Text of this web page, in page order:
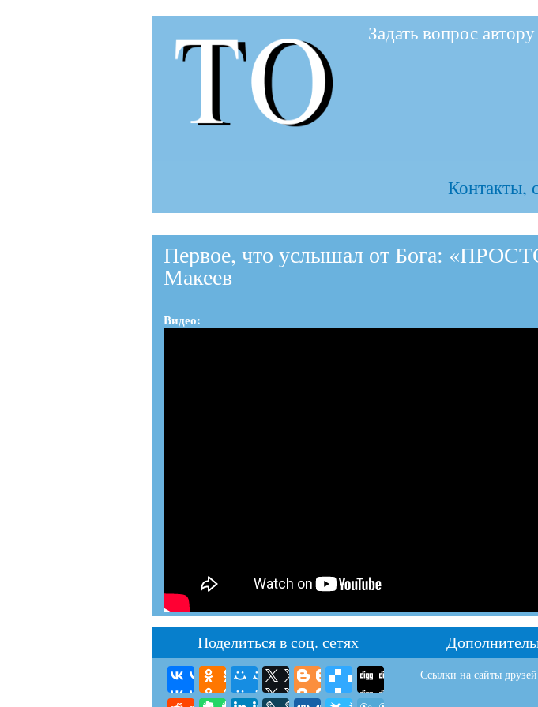
основному
Задать вопрос автору
Контакты,
Первое, что услышал от Бога:
Макеев
Видео:
Поделиться в соц. сетях
Ссылки на сайты